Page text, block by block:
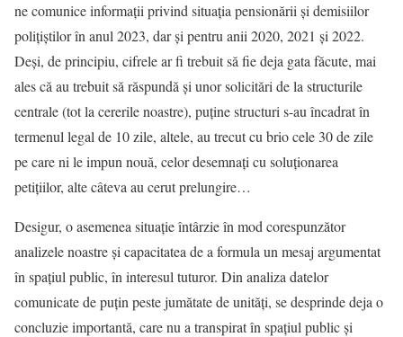
ne comunice informații privind situația pensionării și demisiilor
polițiștilor în anul 2023, dar și pentru anii 2020, 2021 și 2022.
Deși, de principiu, cifrele ar fi trebuit să fie deja gata făcute, mai
ales că au trebuit să răspundă și unor solicitări de la structurile
centrale (tot la cererile noastre), puține structuri s-au încadrat în
termenul legal de 10 zile, altele, au trecut cu brio cele 30 de zile
pe care ni le impun nouă, celor desemnați cu soluționarea
petițiilor, alte câteva au cerut prelungire…
Desigur, o asemenea situație întârzie în mod corespunzător
analizele noastre și capacitatea de a formula un mesaj argumentat
în spațiul public, în interesul tuturor. Din analiza datelor
comunicate de puțin peste jumătate de unități, se desprinde deja o
concluzie importantă, care nu a transpirat în spațiul public și